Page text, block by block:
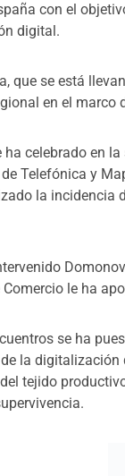
con el
digital.
que se está
en el marco
ha celebrado en
Telefónica y
la incidencia
Comercio le ha
se ha
la digitalización
tejido